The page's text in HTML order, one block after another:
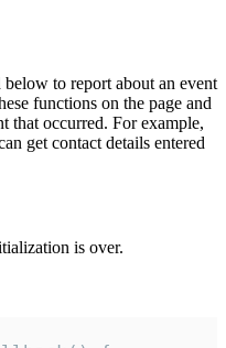
to report about an event
functions on the page and
that occurred. For example,
get contact details entered
is over.